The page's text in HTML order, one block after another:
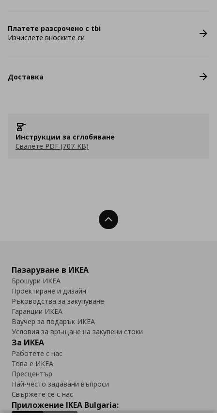
Платете разсрочено с tbi
Изчислете вноските си
Доставка
Инструкции за сглобяване
Свалете PDF (707 KB)
Нагоре
Пазаруване в ИКЕА
Брошури ИКЕА
Проектиране и дизайн
Ръководства за закупуване
Гаранции ИКЕА
Ваучер за подарък ИКЕА
Условия за връщане на закупени стоки
За ИКЕА
Работете с нас
Това е ИКЕА
Пресцентър
Най-често задавани въпроси
Свържете се с нас
Приложение IKEA Bulgaria: